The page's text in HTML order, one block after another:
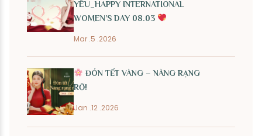
YÊU_HAPPY INTERNATIONAL
WOMEN’S DAY 08.03
Mar .5 .2026
ĐÓN TẾT VÀNG – NÀNG RẠNG
RỠ!
Jan .12 .2026